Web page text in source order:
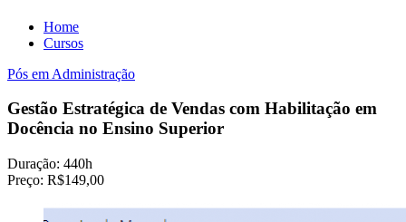
Home
Cursos
Pós em Administração
Gestão Estratégica de Vendas com Habilitação em
Docência no Ensino Superior
Duração: 440h
Preço: R$149,00